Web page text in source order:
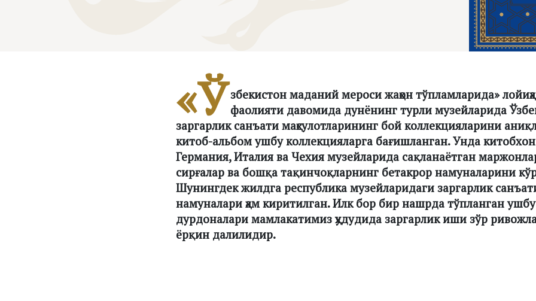
«Ўзбекистон маданий мероси жаҳон тўпламларида»
фаолияти давомида дунёнинг турли музейларида
заргарлик санъати маҳсулотларининг бой коллекцияларини
китоб-альбом ушбу коллекцияларга бағишланган. Унда
Германия, Италия ва Чехия музейларида сақланаётган
сирғалар ва бошқа тақинчоқларнинг бетакрор намуналарини
Шунингдек жилдга республика музейларидаги заргарлик
намуналари ҳам киритилган. Илк бор бир нашрда тўпланган
дурдоналари мамлакатимиз ҳудудида заргарлик иши зўр
ёрқин далилидир.